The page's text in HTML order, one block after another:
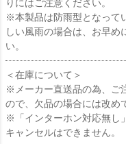
りにはご注意ください。
※本製品は防雨型となって
しい風雨の場合は、お早め
い。
＜在庫について＞
※メーカー直送品の為、ご
ので、欠品の場合には改め
※「インターホン対応無し
キャンセルはできません。